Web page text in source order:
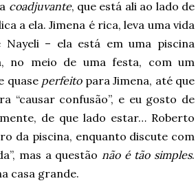
coadjuvante, que está ali ao lado de
a ela. Jimena é rica, leva uma vida
– ela está em uma piscina
no meio de uma festa, com um
quase perfeitopara Jimena, até que
“causar confusão”, e eu gosto de
de que lado estar… Roberto
da piscina, enquanto discute com
mas a questão não é tão simples.
casa grande.